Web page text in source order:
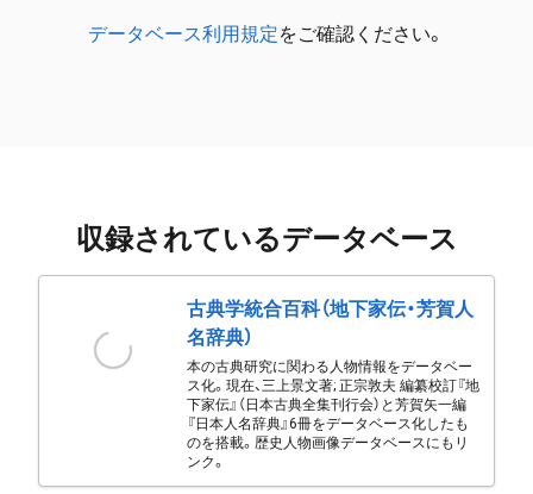
データベース利用規定をご確認ください。
収録されているデータベース
古典学統合百科（地下家伝・芳賀人
名辞典）
本の古典研究に関わる人物情報をデータベー
ス化。現在、三上景文著; 正宗敦夫 編纂校訂『地
下家伝』（日本古典全集刊行会）と芳賀矢一編
『日本人名辞典』6冊をデータベース化したも
のを搭載。歴史人物画像データベースにもリ
ンク。